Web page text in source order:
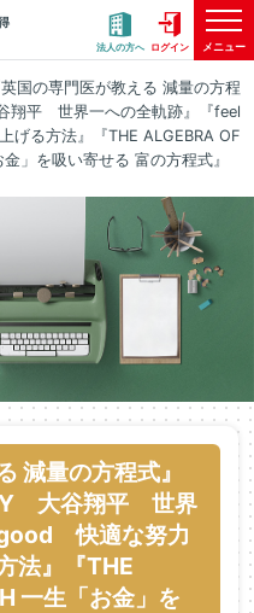
法人の方へ ログイン メニュー
英国の専門医が教える 減量の方程
翔平 世界一への全軌跡』『feel
る方法』『THE ALGEBRA OF
」を吸い寄せる 富の方程式』
減量の方程式』
大谷翔平 世界
快適な努力
法』『THE
一生「お金」を